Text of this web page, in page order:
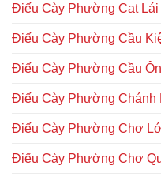
Điếu Cày Phường Cat Lái
Điếu Cày Phường Cầu
Điếu Cày Phường Cầu
Điếu Cày Phường Chánh
Điếu Cày Phường Chợ
Điếu Cày Phường Chợ